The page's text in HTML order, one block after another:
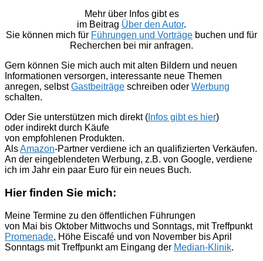
Mehr über Infos gibt es
im Beitrag Über den Autor.
Sie können mich für Führungen und Vorträge buchen und für
Recherchen bei mir anfragen.
Gern können Sie mich auch mit alten Bildern und neuen
Informationen versorgen, interessante neue Themen
anregen, selbstGastbeiträge schreiben oder Werbung
schalten.
Oder Sie unterstützen mich direkt ( Infos gibt es hier)
oder indirekt durch Käufe
von empfohlenen Produkten.
AlsAmazon-Partner verdiene ich an qualifizierten Verkäufen.
An der eingeblendeten Werbung, z.B. von Google, verdiene
ich im Jahr ein paar Euro für ein neues Buch.
Hier finden Sie mich:
Meine Termine zu den öffentlichen Führungen
von Mai bis Oktober Mittwochs und Sonntags, mit Treffpunkt
Promenade, Höhe Eiscafé und von November bis April
Sonntags mit Treffpunkt am Eingang der Median-Klinik.